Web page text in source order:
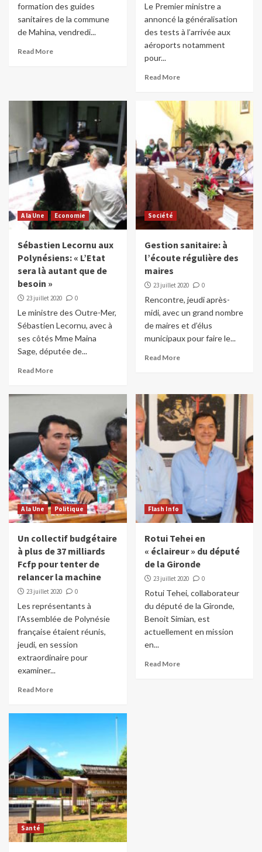
formation des guides
sanitaires de la commune
de Mahina, vendredi...
Read More
Le Premier ministre a
annoncé la généralisation
des tests à l’arrivée aux
aéroports notamment
pour...
Read More
A la Une Economie
Sébastien Lecornu aux
Polynésiens: « L’Etat
sera là autant que de
besoin »
23 juillet 2020 0
Le ministre des Outre-Mer,
Sébastien Lecornu, avec à
ses côtés Mme Maina
Sage, députée de...
Read More
Société
Gestion sanitaire: à
l’écoute régulière des
maires
23 juillet 2020 0
Rencontre, jeudi après-
midi, avec un grand nombre
de maires et d’élus
municipaux pour faire le...
Read More
A la Une Politique
Un collectif budgétaire
à plus de 37 milliards
Fcfp pour tenter de
relancer la machine
23 juillet 2020 0
Les représentants à
l’Assemblée de Polynésie
française étaient réunis,
jeudi, en session
extraordinaire pour
examiner...
Read More
Flash Info
Rotui Tehei en
« éclaireur » du député
de la Gironde
23 juillet 2020 0
Rotui Tehei, collaborateur
du député de la Gironde,
Benoit Simian, est
actuellement en mission
en...
Read More
Santé